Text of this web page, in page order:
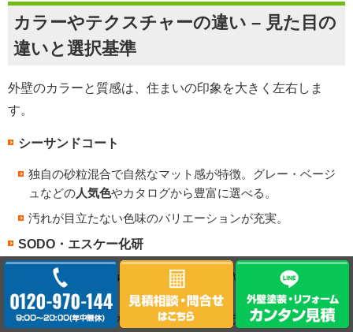
カラーやテクスチャーの違い – 見た目の
違いと選択基準
外壁のカラーと質感は、住まいの印象を大きく左右しま
す。
シーサンドコート
独自の砂粒混合で自然なマット感が特徴。グレー・ベージ
ュなどの人気色やカタログから豊富に選べる。
汚れが目立たない色味のバリエーションが充実。
SODO・エスケー化研
フラット・微細な骨材入りのテクスチャーで上品な外観を
演出。
色見本やカタログで比較的鮮やかなカラーも選択可能。